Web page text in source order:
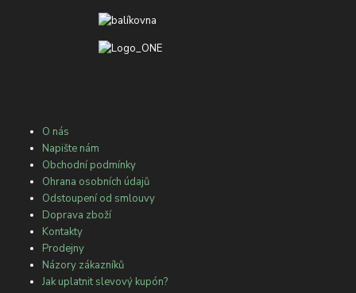
O nás
Napište nám
Obchodní podmínky
Ohrana osobních údajů
Odstoupení od smlouvy
Doprava zboží
Kontakty
Prodejny
Názory zákazníků
Jak uplatnit slevový kupón?